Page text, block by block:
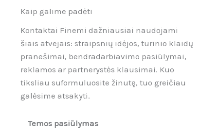
Kaip galime padėti
Kontaktai Finemi dažniausiai naudojami
šiais atvejais: straipsnių idėjos, turinio klaidų
pranešimai, bendradarbiavimo pasiūlymai,
reklamos ar partnerystės klausimai. Kuo
tiksliau suformuluosite žinutę, tuo greičiau
galėsime atsakyti.
Temos pasiūlymas